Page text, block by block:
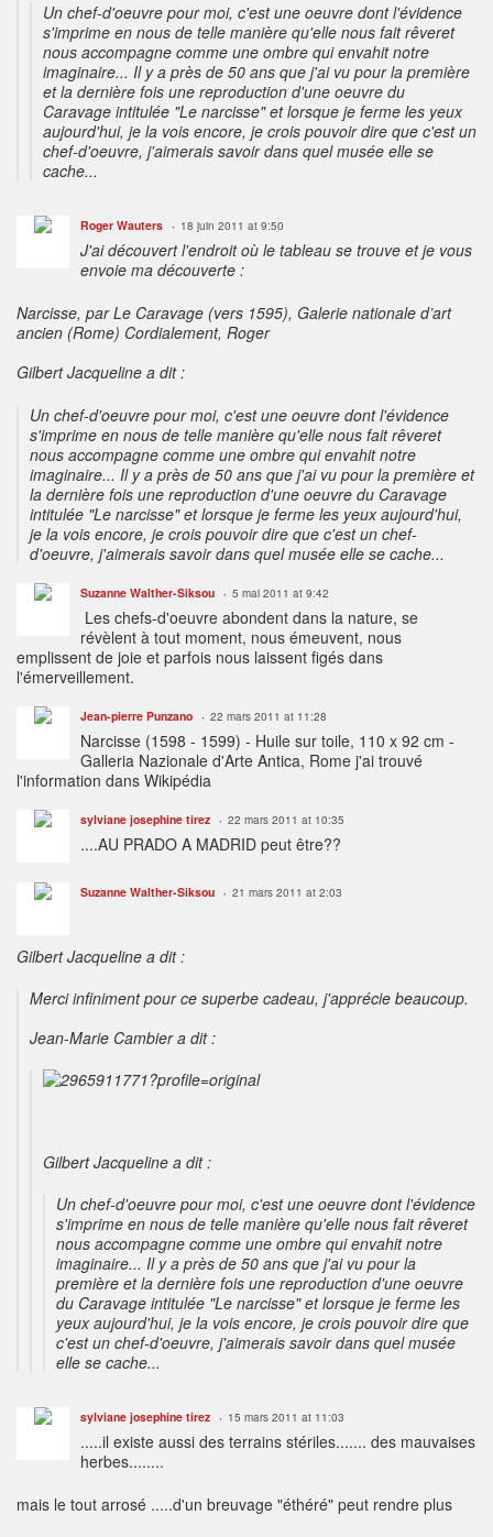
Un chef-d'oeuvre pour moi, c'est une oeuvre dont l'évidence
s'imprime en nous de telle manière qu'elle nous fait rêveret
nous accompagne comme une ombre qui envahit notre
imaginaire... Il y a près de 50 ans que j'ai vu pour la première
et la dernière fois une reproduction d'une oeuvre du
Caravage intitulée "Le narcisse" et lorsque je ferme les yeux
aujourd'hui, je la vois encore, je crois pouvoir dire que c'est un
chef-d'oeuvre, j'aimerais savoir dans quel musée elle se
cache...
Roger Wauters 18 juin 2011 at 9:50
J'ai découvert l'endroit où le tableau se trouve et je vous
envoie ma découverte :
Narcisse, par Le Caravage (vers 1595), Galerie nationale d’art
ancien (Rome) Cordialement, Roger
Gilbert Jacqueline a dit :
Un chef-d'oeuvre pour moi, c'est une oeuvre dont l'évidence
s'imprime en nous de telle manière qu'elle nous fait rêveret
nous accompagne comme une ombre qui envahit notre
imaginaire... Il y a près de 50 ans que j'ai vu pour la première et
la dernière fois une reproduction d'une oeuvre du Caravage
intitulée "Le narcisse" et lorsque je ferme les yeux aujourd'hui,
je la vois encore, je crois pouvoir dire que c'est un chef-
d'oeuvre, j'aimerais savoir dans quel musée elle se cache...
Suzanne Walther-Siksou 5 mai 2011 at 9:42
Les chefs-d'oeuvre abondent dans la nature, se
révèlent à tout moment, nous émeuvent, nous
emplissent de joie et parfois nous laissent figés dans
l'émerveillement.
Jean-pierre Punzano 22 mars 2011 at 11:28
Narcisse (1598 - 1599) - Huile sur toile, 110 x 92 cm -
Galleria Nazionale d'Arte Antica, Rome j'ai trouvé
l'information dans Wikipédia
sylviane josephine tirez 22 mars 2011 at 10:35
....AU PRADO A MADRID peut être??
Suzanne Walther-Siksou 21 mars 2011 at 2:03
Gilbert Jacqueline a dit :
Merci infiniment pour ce superbe cadeau, j'apprécie beaucoup.
Jean-Marie Cambier a dit :
Gilbert Jacqueline a dit :
Un chef-d'oeuvre pour moi, c'est une oeuvre dont l'évidence
s'imprime en nous de telle manière qu'elle nous fait rêveret
nous accompagne comme une ombre qui envahit notre
imaginaire... Il y a près de 50 ans que j'ai vu pour la
première et la dernière fois une reproduction d'une oeuvre
du Caravage intitulée "Le narcisse" et lorsque je ferme les
yeux aujourd'hui, je la vois encore, je crois pouvoir dire que
c'est un chef-d'oeuvre, j'aimerais savoir dans quel musée
elle se cache...
sylviane josephine tirez 15 mars 2011 at 11:03
.....il existe aussi des terrains stériles....... des mauvaises
herbes........
mais le tout arrosé .....d'un breuvage "éthéré" peut rendre plus